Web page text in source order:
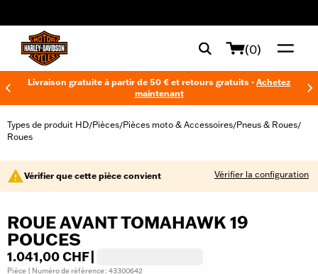
(0)
Livraison gratuite à partir de 50 € et retours gratuits - Achetez
maintenant
Types de produit HD/Pièces/Pièces moto & Accessoires/Pneus & Roues/
Roues
Vérifier que cette pièce convient Vérifier la configuration
ROUE AVANT TOMAHAWK 19
POUCES
1.041,00 CHF
Pièce | Numéro de référence : 43300642